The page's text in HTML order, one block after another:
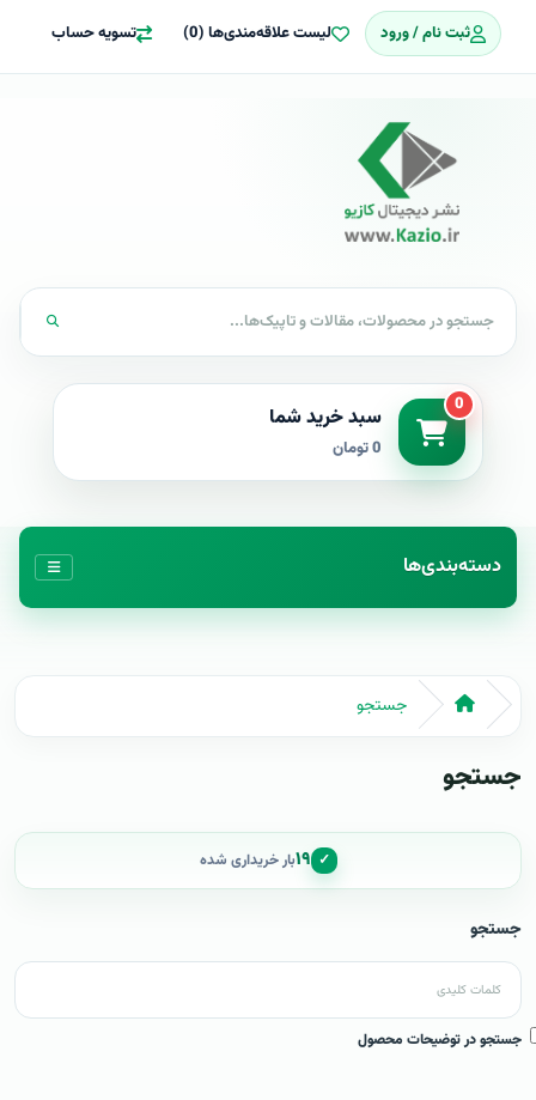
ثبت نام / ورود لیست علاقه‌مندی‌ها (0) تسویه حساب
0 سبد خرید شما
0 تومان
دسته‌بندی‌ها
جستجو
جستجو
✓ ۱۹بار خریداری شده
جستجو
جستجو در توضیحات محصول